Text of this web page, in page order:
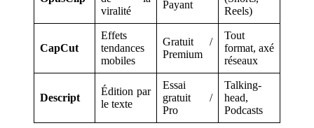
viralité
Payant
Reels)
CapCut
Effets
tendances
mobiles
Gratuit /
Premium
Tout
format, axé
réseaux
Descript
Édition par
le texte
Essai
gratuit /
Pro
Talking-
head,
Podcasts